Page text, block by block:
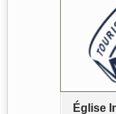
Église